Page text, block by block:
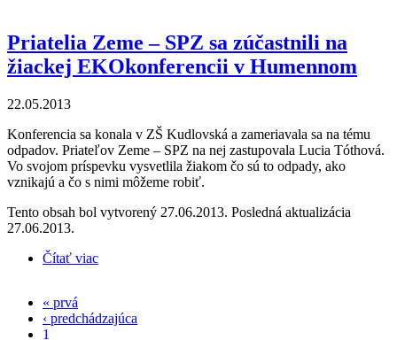
Priatelia Zeme – SPZ sa zúčastnili na
žiackej EKOkonferencii v Humennom
22.05.2013
Konferencia sa konala v ZŠ Kudlovská a zameriavala sa na tému
odpadov. Priateľov Zeme – SPZ na nej zastupovala Lucia Tóthová.
Vo svojom príspevku vysvetlila žiakom čo sú to odpady, ako
vznikajú a čo s nimi môžeme robiť.
Tento obsah bol vytvorený 27.06.2013. Posledná aktualizácia
27.06.2013.
Čítať viac
Stránky
« prvá
‹ predchádzajúca
1